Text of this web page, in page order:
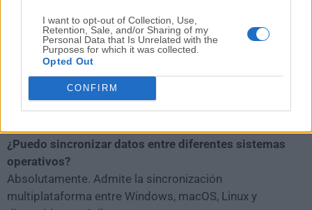
I want to opt-out of Collection, Use,
Retention, Sale, and/or Sharing of my
Personal Data that Is Unrelated with the
Purposes for which it was collected.
Opted Out
CONFIRM
durante la transferencia y el almacenamiento,
asegurando un alto nivel de seguridad.
¿GoodSync admite el control de versiones?
Sí, te permite guardar versiones anteriores de tus
archivos y restaurarlas según sea necesario.
¿Puedo sincronizar datos entre diferentes sistemas
operativos?
Absolutamente. Admite la sincronización
multiplataforma entre Windows, macOS, Linux y